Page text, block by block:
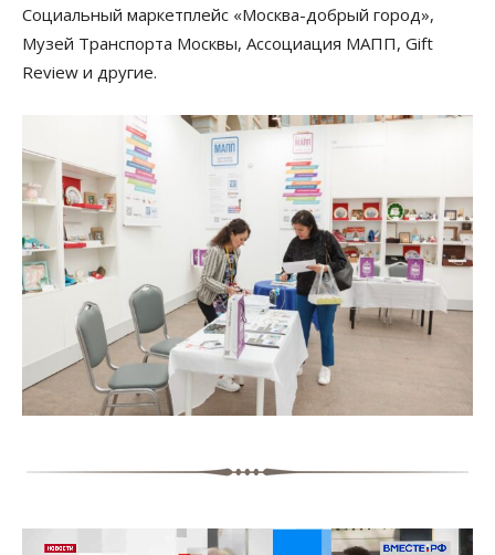
Социальный маркетплейс «Москва-добрый город»,
Музей Транспорта Москвы, Ассоциация МАПП, Gift
Review и другие.
Видеоплеер